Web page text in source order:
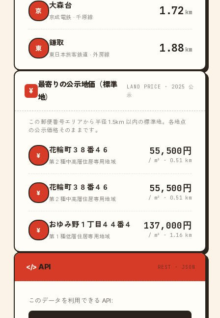
京
大森台
京成電鉄 · 千原線 1.72 km
東
鎌取
東日本旅客鉄道 · 外房線 1.88 km
¥
最寄りの公示地価（標準
地）
LAND PRICE · 2025 公
示
この郵便番号エリアから半径 1.5km 以内の標準地。各地点
の公示価格そのままです。
¥
花輪町３８番４６
第２種中高層住居専用地域
55,500円
/ m² · 0.51 km
¥
花輪町３８番４６
第２種中高層住居専用地域
55,500円
/ m² · 0.51 km
¥
おゆみ野１丁目４４番４
第１種低層住居専用地域
137,000円
/ m² · 1.16 km
</> API REST · JSON
このデータを利用できる API: